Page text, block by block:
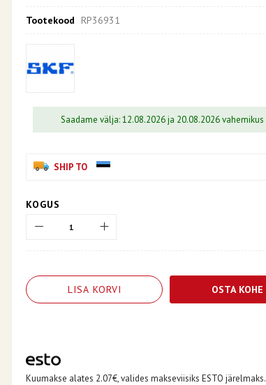
Tootekood RP36931
Saadame välja: 12.08.2026 ja 20.08.2026 vahemikus
SHIP TO
KOGUS
LISA KORVI OSTA KOHE
Kuumakse alates 2.07€, valides makseviisiks ESTO järelmaks.